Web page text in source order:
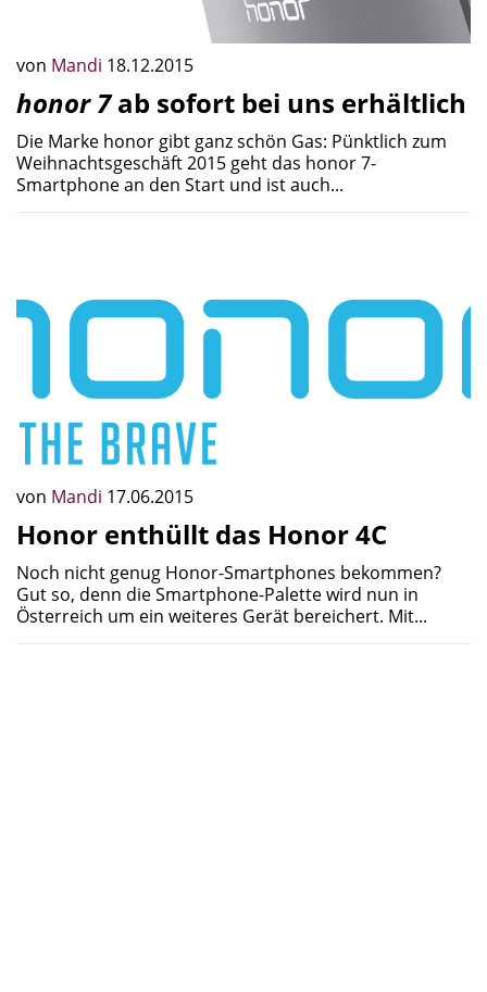
von Mandi 18.12.2015
honor 7ab sofort bei uns erhältlich
Die Marke honor gibt ganz schön Gas: Pünktlich zum
Weihnachtsgeschäft 2015 geht das honor 7-
Smartphone an den Start und ist auch...
von Mandi 17.06.2015
Honor enthüllt das Honor 4C
Noch nicht genug Honor-Smartphones bekommen?
Gut so, denn die Smartphone-Palette wird nun in
Österreich um ein weiteres Gerät bereichert. Mit...